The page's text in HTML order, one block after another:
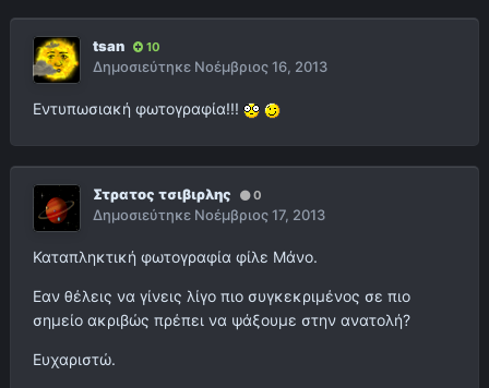
tsan 10
Δημοσιεύτηκε Νοέμβριος 16, 2013
Εντυπωσιακή φωτογραφία!!!
Στρατος τσιβιρλης 0
Δημοσιεύτηκε Νοέμβριος 17, 2013
Καταπληκτική φωτογραφία φίλε Μάνο.
Εαν θέλεις να γίνεις λίγο πιο συγκεκριμένος σε πιο
σημείο ακριβώς πρέπει να ψάξουμε στην ανατολή?
Ευχαριστώ.